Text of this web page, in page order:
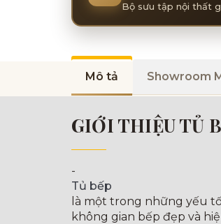
Bộ sưu tập nội thất
Mô tả Showroom
GIỚI THIỆU TỦ
-
Tủ bếp
là một trong những yếu
không gian bếp đẹp và